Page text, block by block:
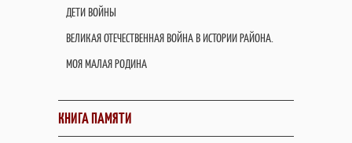
ДЕТИ ВОЙНЫ
ВЕЛИКАЯ ОТЕЧЕСТВЕННАЯ ВОЙНА В ИСТОРИИ РАЙОНА.
МОЯ МАЛАЯ РОДИНА
КНИГА ПАМЯТИ